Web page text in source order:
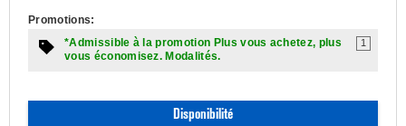
Promotions:
*Admissible à la promotion Plus vous achetez, plus
vous économisez. Modalités.
1
Disponibilité